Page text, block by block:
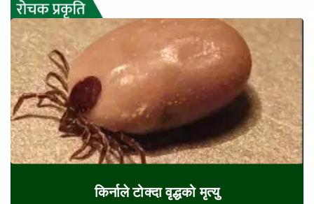
किर्नाले टोक्दा वृद्धको मृत्यु